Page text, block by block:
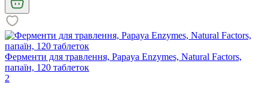
Ферменти для травлення, Papaya Enzymes, Natural Factors,
папаїн, 120 таблеток
2